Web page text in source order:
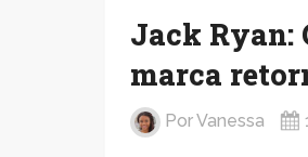
Jack Ryan:
marca
PorVanessa